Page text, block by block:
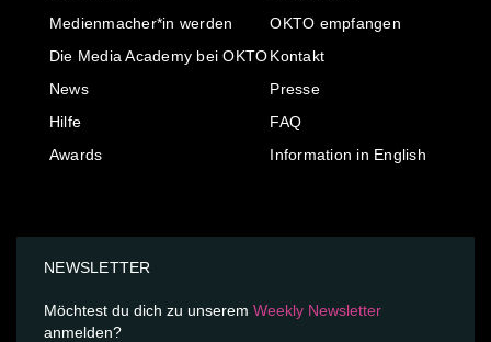
Medienmacher*in werden
Die Media Academy bei OKTO
News
Hilfe
Awards
OKTO empfangen
Kontakt
Presse
FAQ
Information in English
NEWSLETTER
Möchtest du dich zu unserem Weekly Newsletter
anmelden?